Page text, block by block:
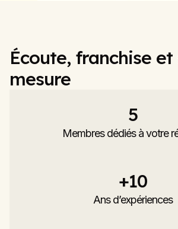
Écoute, franchise et
mesure
Membres dédiés à votre
5
Ans d’expériences
+10